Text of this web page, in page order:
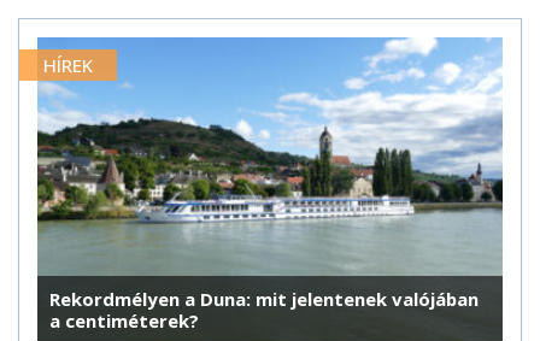
HÍREK
Rekordmélyen a Duna: mit jelentenek valójában
a centiméterek?